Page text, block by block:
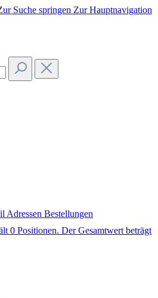
Suche springen Zur Hauptnavigation
Adressen Bestellungen
0 Positionen. Der Gesamtwert beträgt